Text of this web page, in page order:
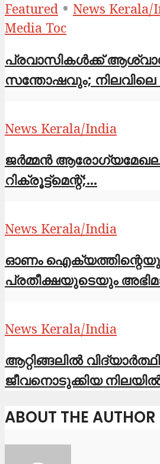
Featured • News Kerala/
Media Toc
പ്രവാസികള്‍ക്ക്
സന്തോഷവും; നിലവിലെ
News Kerala/India
ജര്‍മ്മന്‍
റിക്രൂട്ട്മെന്റ്;...
News Kerala/India
ഓണം
പ്രതീക്ഷയുടെയും
News Kerala/India
ആറ്റിങ്ങലില്‍
ജീവനൊടുക്കിയ
ABOUT THE AUTHOR